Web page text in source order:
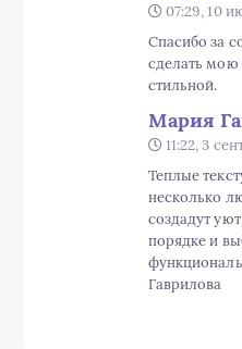
07:29, 10
Спасибо за
сделать мою
стильной.
Мария
11:22, 3
Теплые
несколько
создадут
порядке и
Гаврилова